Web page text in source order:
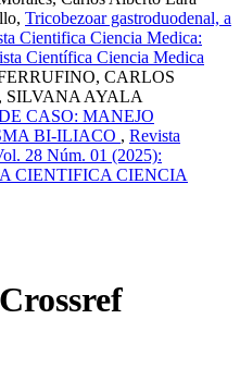
Tricobezoar gastroduodenal, a
Cientifica Ciencia Medica:
Científica Ciencia Medica
CARLOS
SILVANA AYALA
CASO: MANEJO
BI-ILIACO , Revista
28 Núm. 01 (2025):
CIENTIFICA CIENCIA